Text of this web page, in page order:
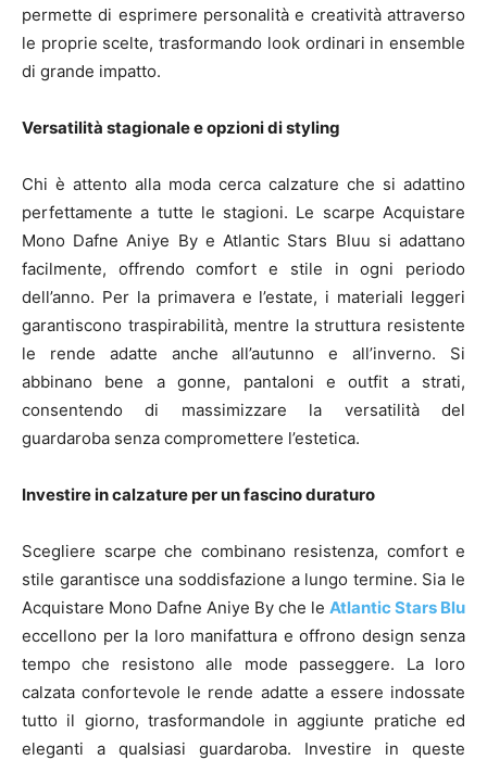
permette di esprimere personalità e creatività attraverso
le proprie scelte, trasformando look ordinari in ensemble
di grande impatto.
Versatilità stagionale e opzioni di styling
Chi è attento alla moda cerca calzature che si adattino
perfettamente a tutte le stagioni. Le scarpe Acquistare
Mono Dafne Aniye By e Atlantic Stars Bluu si adattano
facilmente, offrendo comfort e stile in ogni periodo
dell’anno. Per la primavera e l’estate, i materiali leggeri
garantiscono traspirabilità, mentre la struttura resistente
le rende adatte anche all’autunno e all’inverno. Si
abbinano bene a gonne, pantaloni e outfit a strati,
consentendo di massimizzare la versatilità del
guardaroba senza compromettere l’estetica.
Investire in calzature per un fascino duraturo
Scegliere scarpe che combinano resistenza, comfort e
stile garantisce una soddisfazione a lungo termine. Sia le
Acquistare Mono Dafne Aniye By che le Atlantic Stars Blu
eccellono per la loro manifattura e offrono design senza
tempo che resistono alle mode passeggere. La loro
calzata confortevole le rende adatte a essere indossate
tutto il giorno, trasformandole in aggiunte pratiche ed
eleganti a qualsiasi guardaroba. Investire in queste